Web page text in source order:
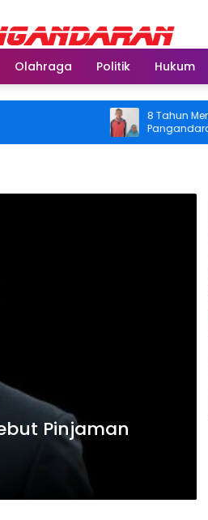
Olahraga Politik Hukum
8 Tahun
Pangandaran
Usai Operasi
Pinjaman